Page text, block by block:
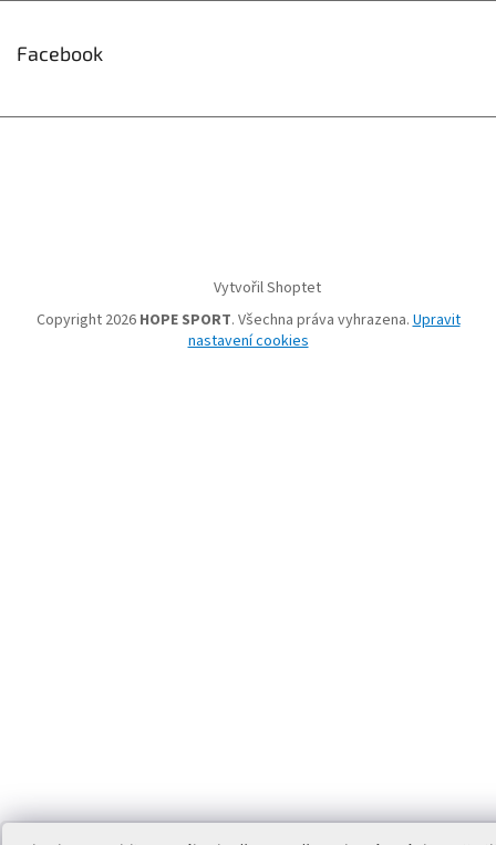
Facebook
Vytvořil Shoptet
Copyright 2026 HOPE SPORT. Všechna práva vyhrazena.Upravit
nastavení cookies